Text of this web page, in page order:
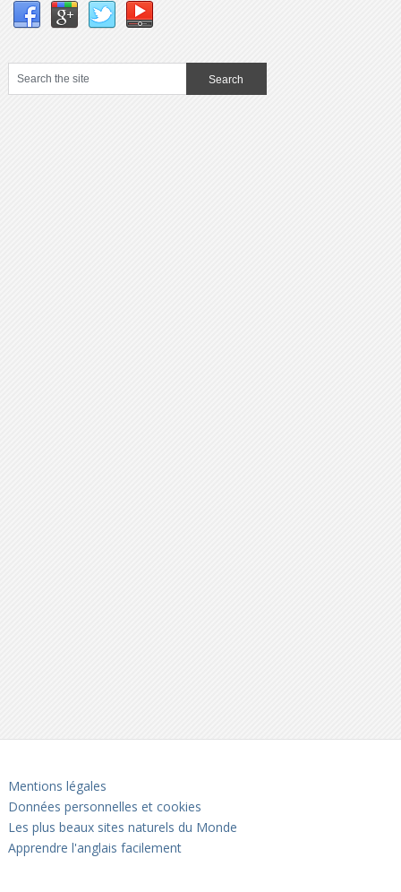
Mentions légales
Données personnelles et cookies
Les plus beaux sites naturels du Monde
Apprendre l'anglais facilement